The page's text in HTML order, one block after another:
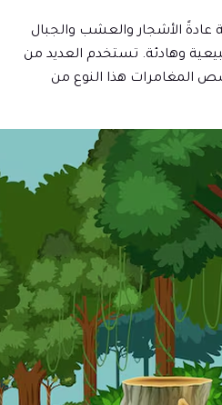
عادةً الأشجار والعشب والجبال
وهادئة. تستخدم العديد من
المغامرات هذا النوع من